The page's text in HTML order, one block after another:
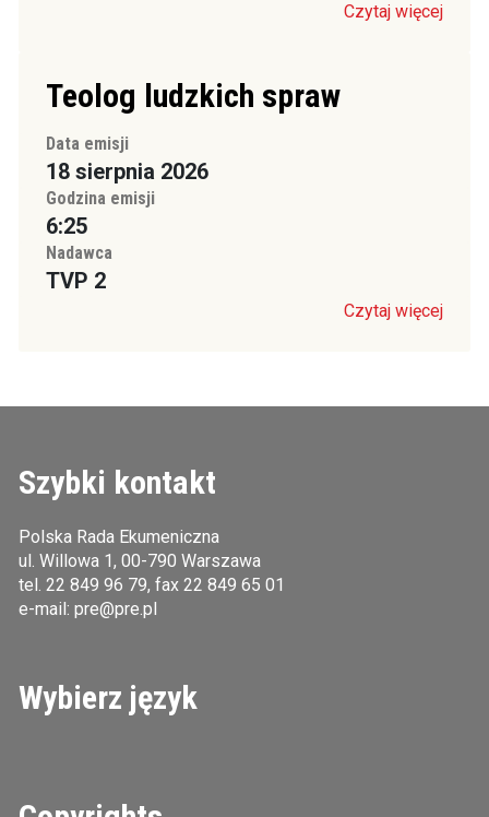
Czytaj więcej
Teolog ludzkich spraw
Data emisji
18 sierpnia 2026
Godzina emisji
6:25
Nadawca
TVP 2
Czytaj więcej
Szybki kontakt
Polska Rada Ekumeniczna
ul. Willowa 1, 00-790 Warszawa
tel. 22 849 96 79, fax 22 849 65 01
e-mail: pre@pre.pl
Wybierz język